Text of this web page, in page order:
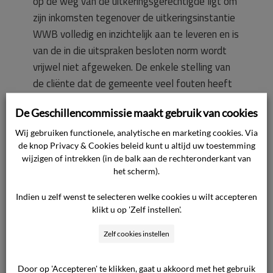
zijn inkomsten tegenover de uitkeringsinstantie
WWB volledig en inzichtelijk aan te leveren en is
van de in die uitspraken besloten norm wordt
vrijwel niet afgeweken. De enkele stelling van
de cliënte dat de gemeente veel fouten heeft
nemen dat zij in hoger beroep een kans van
slagen zou hebben. Daarnaast heeft in de
beslissing van de advocaat ook een rol
gespeeld dat wat de uitkomst in hoger beroep
terugvordering, naar het oordeel van de
advocaat in stand zijn gebleven. Dit laatste
brengt de advocaat tot zijn argument in deze
schade heeft geleden. De advocaat betreurt
De Geschillencommissie maakt gebruik van cookies
Wij gebruiken functionele, analytische en marketing cookies. Via
de knop Privacy & Cookies beleid kunt u altijd uw toestemming
wijzigen of intrekken (in de balk aan de rechteronderkant van
het scherm).
Indien u zelf wenst te selecteren welke cookies u wilt accepteren
klikt u op 'Zelf instellen'.
Zelf cookies instellen
Door op 'Accepteren' te klikken, gaat u akkoord met het gebruik